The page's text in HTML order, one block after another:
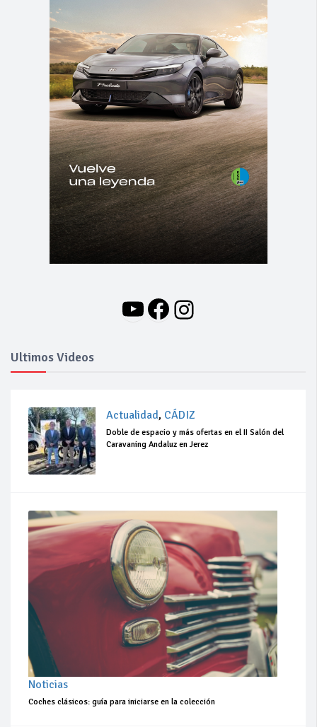
YouTube
Facebook
Instagram
Ultimos Videos
Actualidad, CÁDIZ
Doble de espacio y más ofertas en el II Salón del
Caravaning Andaluz en Jerez
Noticias
Coches clásicos: guía para iniciarse en la colección